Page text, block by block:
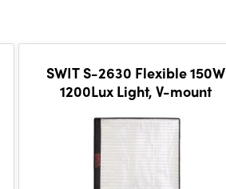
SWIT S-2630 Flexible 150W
1200Lux Light, V-mount